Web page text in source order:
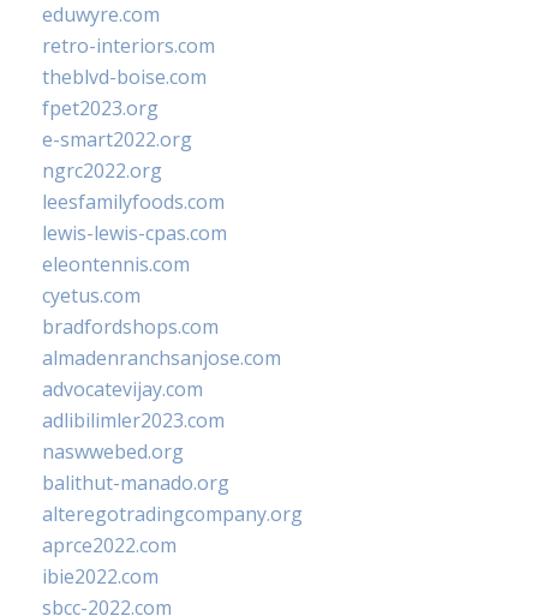
eduwyre.com
retro-interiors.com
theblvd-boise.com
fpet2023.org
e-smart2022.org
ngrc2022.org
leesfamilyfoods.com
lewis-lewis-cpas.com
eleontennis.com
cyetus.com
bradfordshops.com
almadenranchsanjose.com
advocatevijay.com
adlibilimler2023.com
naswwebed.org
balithut-manado.org
alteregotradingcompany.org
aprce2022.com
ibie2022.com
sbcc-2022.com